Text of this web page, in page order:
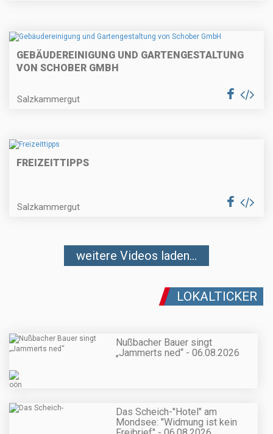
GEBÄUDEREINIGUNG UND GARTENGESTALTUNG
VON SCHOBER GMBH
Salzkammergut
FREIZEITTIPPS
Salzkammergut
weitere Videos laden...
LOKALTICKER
Nußbacher Bauer singt
„Jammerts ned“ - 06.08.2026
Das Scheich-"Hotel" am
Mondsee: "Widmung ist kein